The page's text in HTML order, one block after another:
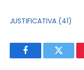
JUSTIFICATIVA (41)
FacebookTwitter